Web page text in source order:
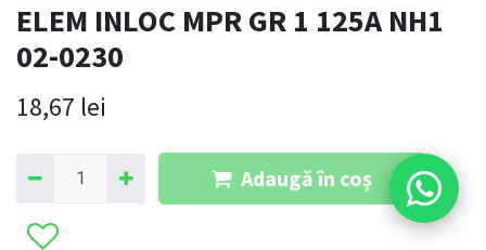
ELEM INLOC MPR GR 1 125A NH1
02-0230
18,67 lei
Adaugă în coș